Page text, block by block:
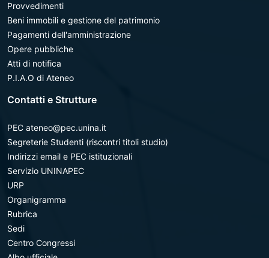
Provvedimenti
Beni immobili e gestione del patrimonio
Pagamenti dell'amministrazione
Opere pubbliche
Atti di notifica
P.I.A.O di Ateneo
Contatti e Strutture
PEC ateneo@pec.unina.it
Segreterie Studenti (riscontri titoli studio)
Indirizzi email e PEC istituzionali
Servizio UNINAPEC
URP
Organigramma
Rubrica
Sedi
Centro Congressi